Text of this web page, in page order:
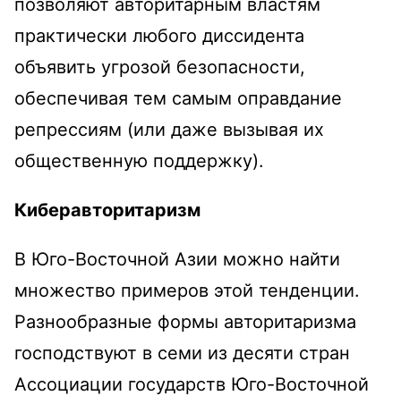
позволяют авторитарным властям
практически любого диссидента
объявить угрозой безопасности,
обеспечивая тем самым оправдание
репрессиям (или даже вызывая их
общественную поддержку).
Киберавторитаризм
В Юго-Восточной Азии можно найти
множество примеров этой тенденции.
Разнообразные формы авторитаризма
господствуют в семи из десяти стран
Ассоциации государств Юго-Восточной